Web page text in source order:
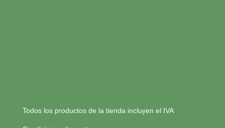
Todos los productos de la tienda incluyen el IVA